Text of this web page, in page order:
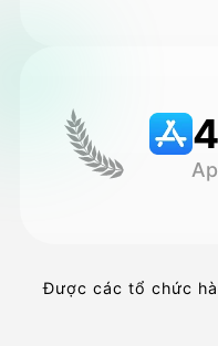
Được các tổ chức